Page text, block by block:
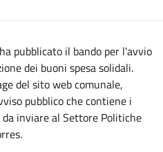
pubblicato il bando per l'avvio
dei buoni spesa solidali.
del sito web comunale,
pubblico che contiene i
inviare al Settore Politiche